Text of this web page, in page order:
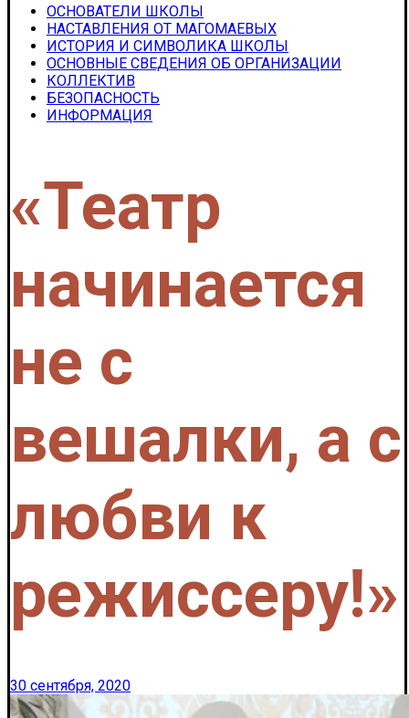
ОСНОВАТЕЛИ ШКОЛЫ
НАСТАВЛЕНИЯ ОТ МАГОМАЕВЫХ
ИСТОРИЯ И СИМВОЛИКА ШКОЛЫ
ОСНОВНЫЕ СВЕДЕНИЯ ОБ ОРГАНИЗАЦИИ
КОЛЛЕКТИВ
БЕЗОПАСНОСТЬ
ИНФОРМАЦИЯ
«Театр
начинается
не с
вешалки, а с
любви к
режиссеру!»
30 сентября, 2020